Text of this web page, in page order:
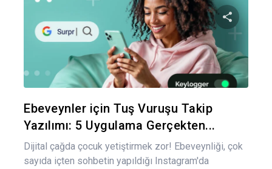
Bu
Ebeveynler için Tuş Vuruşu Takip
Yazılımı: 5 Uygulama Gerçekten...
Dijital çağda çocuk yetiştirmek zor! Ebeveynliği, çok
sayıda içten sohbetin yapıldığı Instagram'da